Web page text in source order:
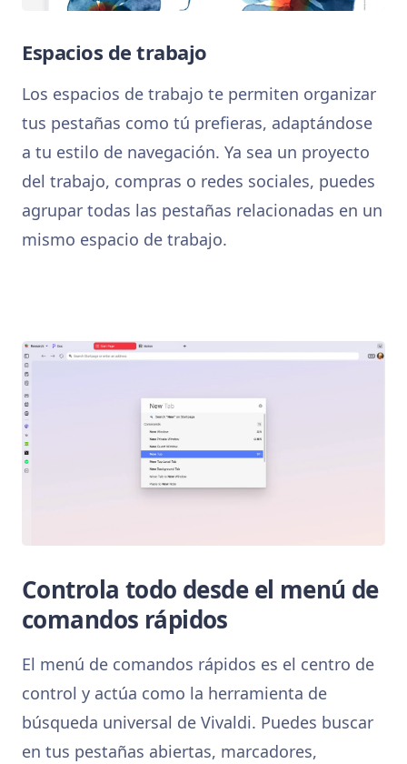
Espacios de trabajo
Los espacios de trabajo te permiten organizar
tus pestañas como tú prefieras, adaptándose
a tu estilo de navegación. Ya sea un proyecto
del trabajo, compras o redes sociales, puedes
agrupar todas las pestañas relacionadas en un
mismo espacio de trabajo.
Controla todo desde el menú de
comandos rápidos
El menú de comandos rápidos es el centro de
control y actúa como la herramienta de
búsqueda universal de Vivaldi. Puedes buscar
en tus pestañas abiertas, marcadores,